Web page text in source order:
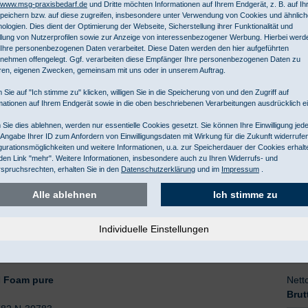
Foam pure
Sprühkopf
N-30783
pure
praxisbedarf.de und Dritte möchten Informationen auf Ihrem Endgerät, z. B. auf
bzw. auf diese zugreifen, insbesondere unter Verwendung von Cookies und
Dies dient der Optimierung der Webseite, Sicherstellung ihrer Funktionalität und
von Nutzerprofilen sowie zur Anzeige von interessenbezogener Werbung. Hierbei
personenbezogenen Daten verarbeitet. Diese Daten werden den hier aufgeführten
offengelegt. Ggf. verarbeiten diese Empfänger Ihre personenbezogenen Daten zu
eigenen Zwecken, gemeinsam mit uns oder in unserem Auftrag.
Sie auf "Ich stimme zu" klicken, willigen Sie in die Speicherung von und den Zugriff auf
auf Ihrem Endgerät sowie in die oben beschriebenen Verarbeitungen ausdrücklich
Sie dies ablehnen, werden nur essentielle Cookies gesetzt. Sie können Ihre Einwilligung
Ihrer ID zum Anfordern von Einwilligungsdaten mit Wirkung für die Zukunft
und weitere Informationen, u.a. zur Speicherdauer der Cookies
Link "mehr". Weitere Informationen, insbesondere auch zu Ihren Widerrufs- und
erhalten Sie in den Datenschutzerklärung und im Impressum
Ich stimme zu
Alle ablehnen